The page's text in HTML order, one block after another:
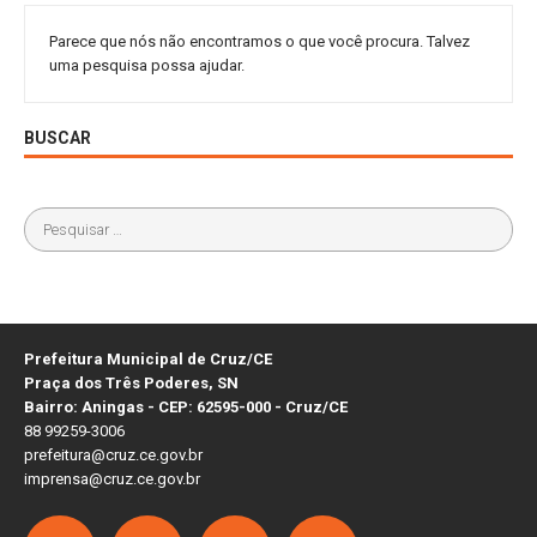
Parece que nós não encontramos o que você procura. Talvez
uma pesquisa possa ajudar.
BUSCAR
Prefeitura Municipal de Cruz/CE
Praça dos Três Poderes, SN
Bairro: Aningas - CEP: 62595-000 - Cruz/CE
88 99259-3006
prefeitura@cruz.ce.gov.br
imprensa@cruz.ce.gov.br